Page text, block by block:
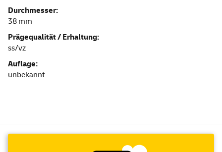
Durchmesser:
38 mm
Prägequalität / Erhaltung:
ss/vz
Auflage:
unbekannt